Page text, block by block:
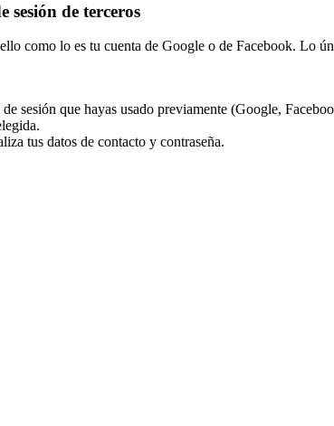
sesión de terceros
como lo es tu cuenta de Google o de Facebook. Lo
sesión que hayas usado previamente (Google,
tus datos de contacto y contraseña.